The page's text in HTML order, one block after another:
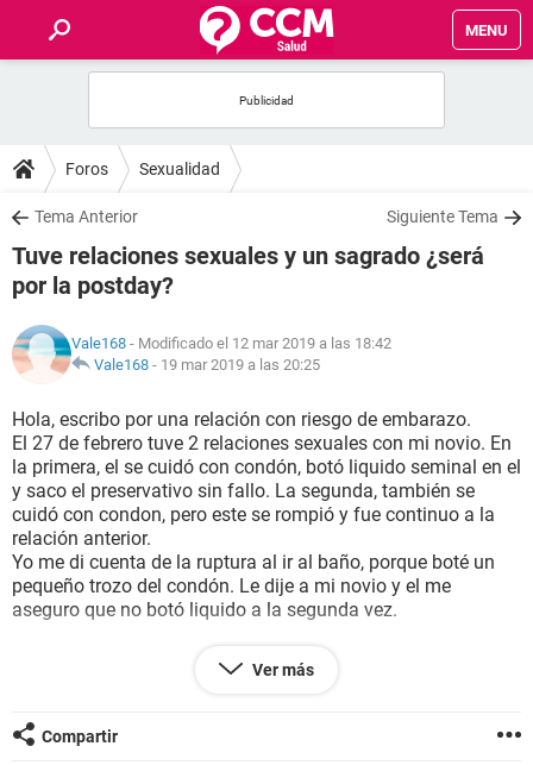
MENU
FOROS
SALUD
FAMILIA
NUTRICIÓN
SEXUALIDAD
GLOSARIO
Foros Sexualidad
Tema Anterior Siguiente Tema
Tuve relaciones sexuales y un sagrado ¿será
por la postday?
Vale168 - Modificado el 12 mar 2019 a las 18:42
Vale168 - 19 mar 2019 a las 20:25
Hola, escribo por una relación con riesgo de embarazo.
El 27 de febrero tuve 2 relaciones sexuales con mi novio. En
la primera, el se cuidó con condón, botó liquido seminal en el
y saco el preservativo sin fallo. La segunda, también se
cuidó con condon, pero este se rompió y fue continuo a la
relación anterior.
Yo me di cuenta de la ruptura al ir al baño, porque boté un
pequeño trozo del condón. Le dije a mi novio y el me
aseguro que no botó liquido a la segunda vez.
Me asusté por si hubo liquido preseminal y fuimos a
comprar la postday (escapel-1) y la tomé luego de 4 hrs de
marzo me bajo sangre y mi duda es ¿puedo considerarlo
menstruación? O ¿será que estoy embarazada? .
Ver más
Compartir